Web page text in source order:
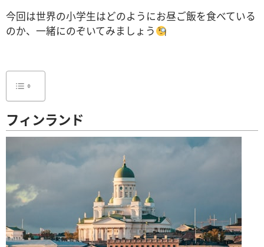
今回は世界の小学生はどのようにお昼ご飯を食べている
のか、一緒にのぞいてみましょう
フィンランド